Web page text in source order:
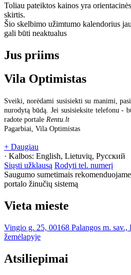
Toliau pateiktos kainos yra
skirtis.
Šio skelbimo užimtumo kalendorius
gali būti neaktualus
Jus priims
Vila Optimistas
Sveiki, norėdami susisiekti su manimi,
nurodytą būdą. Jei susisieksite telefonu -
radote portale Rentu.lt
Pagarbiai, Vila Optimistas
+ Daugiau
· Kalbos: English, Lietuvių, Русский
Siųsti užklausą Rodyti tel. numerį
Saugumo sumetimais
portalo žinučių sistemą
Vieta mieste
Vingio g. 25, 00168 Palangos m. sav.,
žemėlapyje
Atsiliepimai